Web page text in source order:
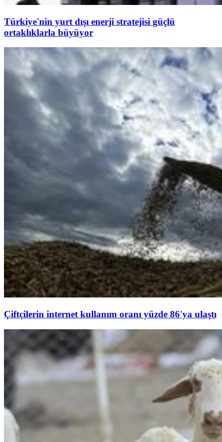
Türkiye'nin yurt dışı enerji stratejisi güçlü
ortaklıklarla büyüyor
Çiftçilerin internet kullanım oranı yüzde 86'ya ulaştı